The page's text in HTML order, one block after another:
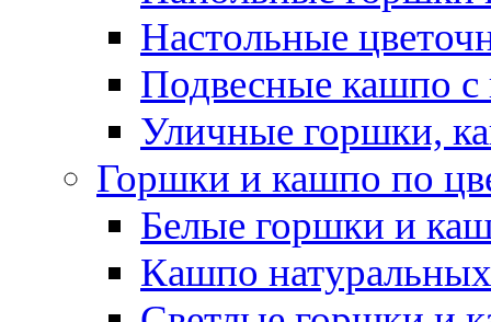
Настольные
Подвесные кашпо с
Уличные горшки,
Горшки и кашпо по
Белые горшки и
Кашпо